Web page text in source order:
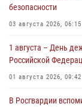
безопасности
03 августа 2026, 06:15
1 августа – День
Российской
01 августа 2026, 09:42
В Росгвардии